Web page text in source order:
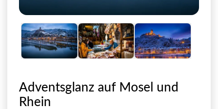
Adventsglanz auf Mosel und
Rhein